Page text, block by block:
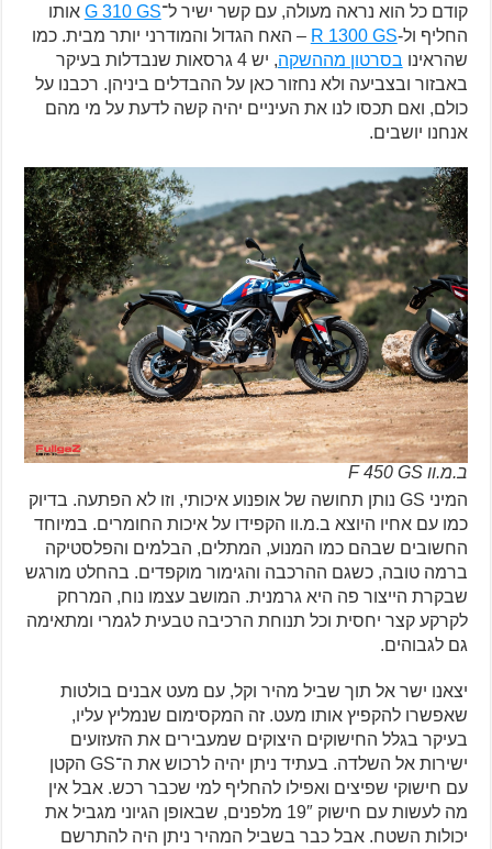
קודם כל הוא נראה מעולה, עם קשר ישיר ל־G 310 GS אותו
החליף ול-R 1300 GS – האח הגדול והמודרני יותר מבית. כמו
שהראינו בסרטון מההשקה
, יש 4 גרסאות שנבדלות בעיקר
באבזור ובצביעה ולא נחזור כאן על ההבדלים ביניהן. רכבנו על
כולם, ואם תכסו לנו את העיניים יהיה קשה לדעת על מי מהם
אנחנו יושבים.
ב.מ.וו F 450 GS
המיני GS נותן תחושה של אופנוע איכותי, וזו לא הפתעה. בדיוק
כמו עם אחיו היוצא ב.מ.וו הקפידו על איכות החומרים. במיוחד
החשובים שבהם כמו המנוע, המתלים, הבלמים והפלסטיקה
ברמה טובה, כשגם ההרכבה והגימור מוקפדים. בהחלט מורגש
שבקרת הייצור פה היא גרמנית. המושב עצמו נוח, המרחק
לקרקע קצר יחסית וכל תנוחת הרכיבה טבעית לגמרי ומתאימה
גם לגבוהים.
יצאנו ישר אל תוך שביל מהיר וקל, עם מעט אבנים בולטות
שאפשרו להקפיץ אותו מעט. זה המקסימום שנמליץ עליו,
בעיקר בגלל החישוקים היצוקים שמעבירים את הזעזועים
ישירות אל השלדה. בעתיד ניתן יהיה לרכוש את ה־GS הקטן
עם חישוקי שפיצים ואפילו להחליף למי שכבר רכש. אבל אין
מה לעשות עם חישוק 19″ מלפנים, שבאופן הגיוני מגביל את
יכולות השטח. אבל כבר בשביל המהיר ניתן היה להתרשם